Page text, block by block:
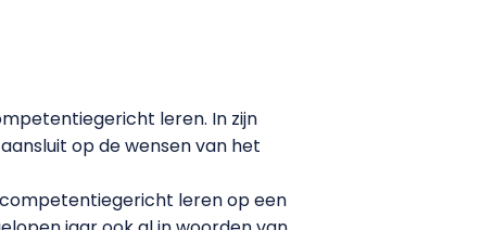
leren. In zijn
op de wensen van het
leren op een